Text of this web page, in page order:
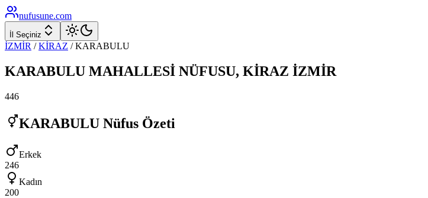
nufusune.com
İl Seçiniz
İZMİR / KİRAZ /KARABULU
KARABULU MAHALLESİ NÜFUSU, KİRAZ İZMİR
446
KARABULU Nüfus Özeti
Erkek
246
Kadın
200